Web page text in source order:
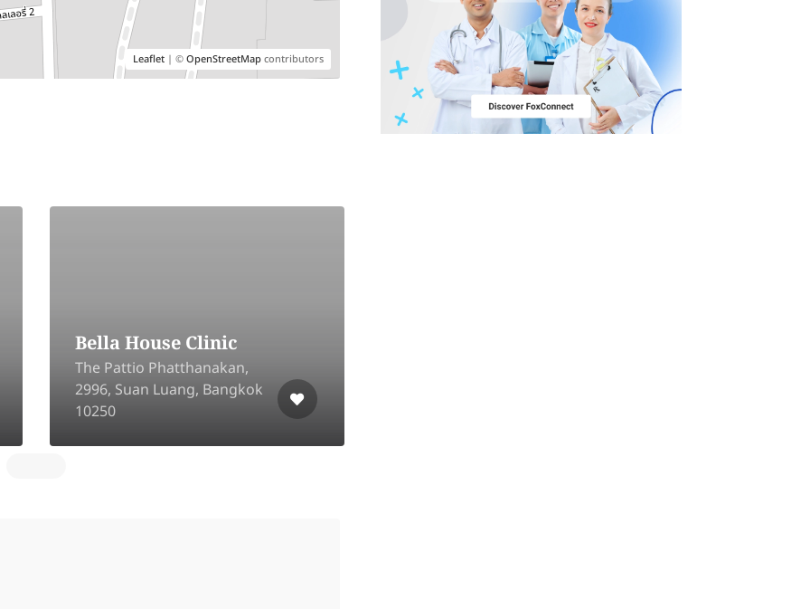
Leaflet| ©OpenStreetMapcontributors
Chiangrai
296/10 Village No. 15, Rob
Wiang, Mueang, Chiang Rai
57000